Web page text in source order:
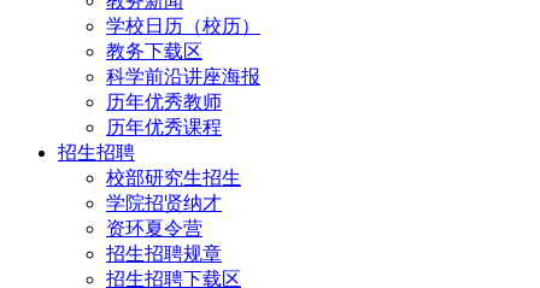
学校日历（校历）
教务下载区
科学前沿讲座海报
历年优秀教师
历年优秀课程
招生招聘
校部研究生招生
学院招贤纳才
资环夏令营
招生招聘规章
招生招聘下载区